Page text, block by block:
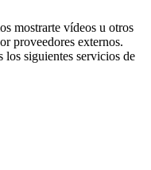
mostrarte vídeos u otros
proveedores externos.
siguientes servicios de